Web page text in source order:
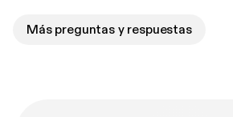
Más preguntas y respuestas